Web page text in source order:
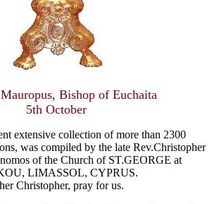
Bishop of Euchaita
5th October
extensive collection of more than 2300
was compiled by the late Rev.Christopher
of the Church of ST.GEORGE at
LIMASSOL, CYPRUS.
Christopher, pray for us.